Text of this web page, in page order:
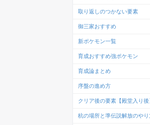
取り返しのつかない要素
御三家おすすめ
新ポケモン一覧
育成おすすめ強ポケモン
育成論まとめ
序盤の進め方
クリア後の要素【殿堂入り後
杭の場所と準伝説解放のやり